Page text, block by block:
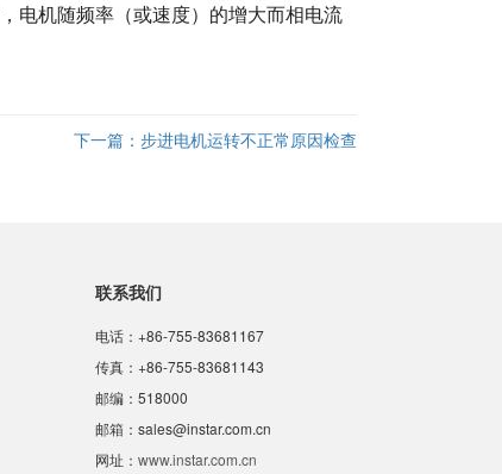
电机随频率（或速度）的增大而相电流
下一篇： 步进电机运转不正常原因检查
联系我们
电话：+86-755-83681167
传真：+86-755-83681143
邮编：518000
邮箱：sales@instar.com.cn
网址： www.instar.com.cn